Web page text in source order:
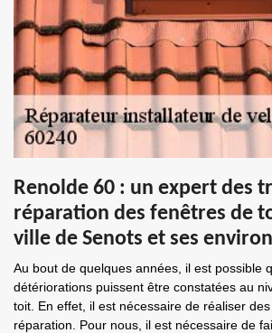
Renolde 60 : un expert des
réparation des fenêtres de
ville de Senots et ses
Au bout de quelques années, il est possible
détériorations puissent être constatées au
toit. En effet, il est nécessaire de réaliser
réparation. Pour nous, il est nécessaire de